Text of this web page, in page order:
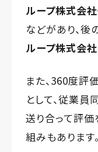
ループ株式会社
などがあり、後
ループ株式会社
また、360度評
として、従業員
送り合って評価
組みもあります。